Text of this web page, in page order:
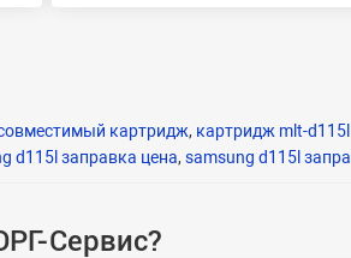
картридж, картридж mlt-
d115l заправка цена, samsung d115l
Сервис?